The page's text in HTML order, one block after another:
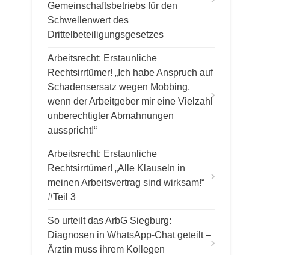
Gemeinschaftsbetriebs für den
Schwellenwert des
Drittelbeteiligungsgesetzes
Arbeitsrecht: Erstaunliche
Rechtsirrtümer! „Ich habe Anspruch auf
Schadensersatz wegen Mobbing,
wenn der Arbeitgeber mir eine Vielzahl
unberechtigter Abmahnungen
ausspricht!“
Arbeitsrecht: Erstaunliche
Rechtsirrtümer! „Alle Klauseln in
meinen Arbeitsvertrag sind wirksam!“
#Teil 3
So urteilt das ArbG Siegburg:
Diagnosen in WhatsApp-Chat geteilt –
Ärztin muss ihrem Kollegen